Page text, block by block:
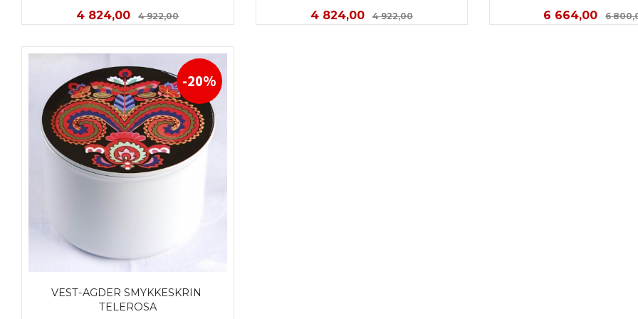
Tilbud
4 824,00 4 922,00Rabatt
KJØP
Tilbud
4 824,00 4 922,00Rabatt Tilbud
6 664,00 6
VEST-AGDER SMYKKESKRIN
TELEROSA
-20%